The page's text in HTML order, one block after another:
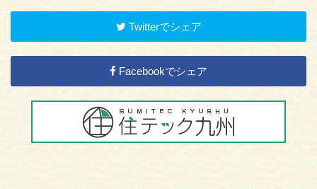
Twitterでシェア
Facebookでシェア